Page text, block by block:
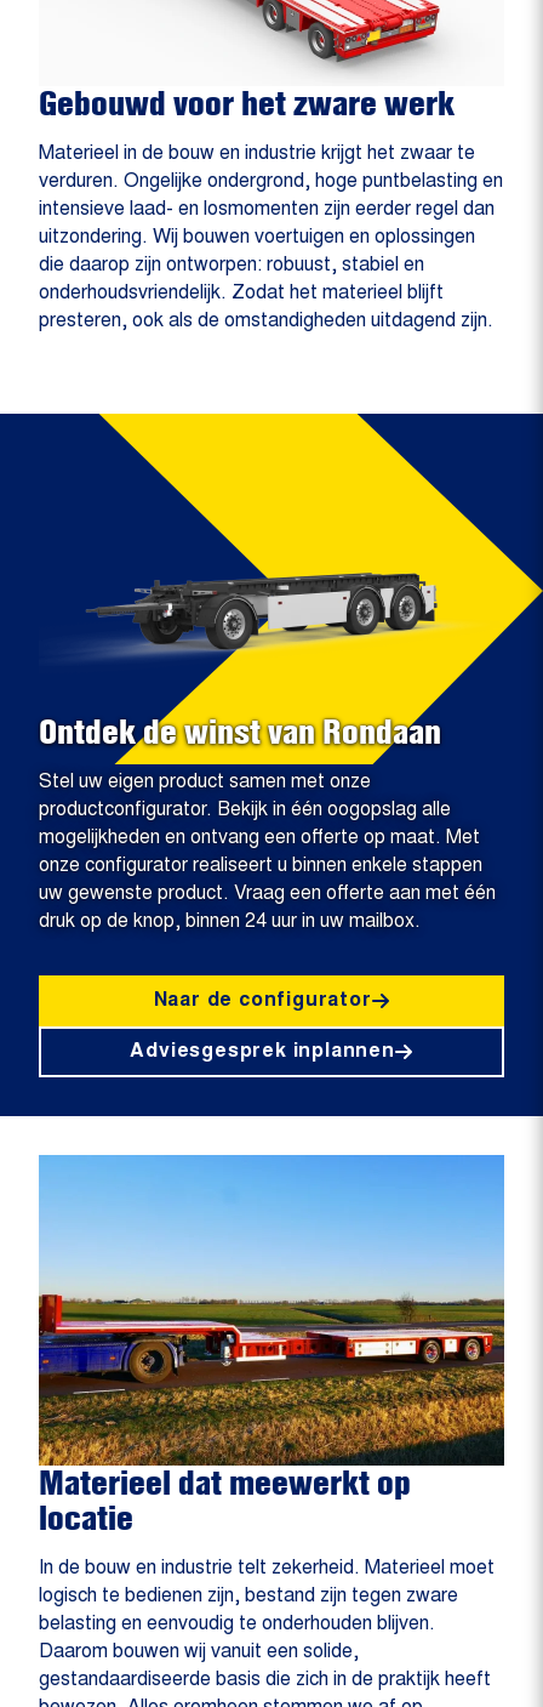
Gebouwd voor het zware werk
Materieel in de bouw en industrie krijgt het zwaar te
verduren. Ongelijke ondergrond, hoge puntbelasting en
intensieve laad- en losmomenten zijn eerder regel dan
uitzondering. Wij bouwen voertuigen en oplossingen
die daarop zijn ontworpen: robuust, stabiel en
onderhoudsvriendelijk. Zodat het materieel blijft
presteren, ook als de omstandigheden uitdagend zijn.
Ontdek de winst van Rondaan
Stel uw eigen product samen met onze
productconfigurator. Bekijk in één oogopslag alle
mogelijkheden en ontvang een offerte op maat. Met
onze configurator realiseert u binnen enkele stappen
uw gewenste product. Vraag een offerte aan met één
druk op de knop, binnen 24 uur in uw mailbox.
Naar de configurator
Adviesgesprek inplannen
Materieel dat meewerkt op
locatie
In de bouw en industrie telt zekerheid. Materieel moet
logisch te bedienen zijn, bestand zijn tegen zware
belasting en eenvoudig te onderhouden blijven.
Daarom bouwen wij vanuit een solide,
gestandaardiseerde basis die zich in de praktijk heeft